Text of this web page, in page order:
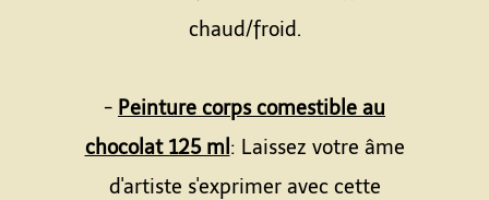
chaud/froid.
- Peinture corps comestible au
chocolat 125 ml : Laissez votre âme
d'artiste s'exprimer avec cette